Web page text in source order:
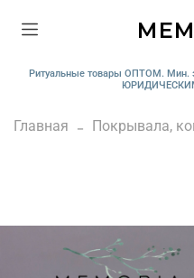
Ритуальные товары ОПТОМ. Мин.
Главная Покрывала,